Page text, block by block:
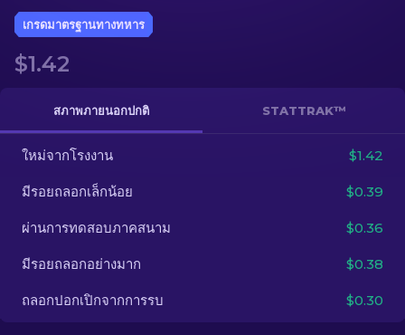
มีด
ถุงมือ
กล่อง
อื่น ๆ
เกรดมาตรฐานทางทหาร
$1.42
สภาพภายนอกปกติ STATTRAK™
ใหม่จากโรงงาน $1.42
มีรอยถลอกเล็กน้อย $0.39
ผ่านการทดสอบภาคสนาม $0.36
มีรอยถลอกอย่างมาก $0.38
ถลอกปอกเปิกจากการรบ $0.30